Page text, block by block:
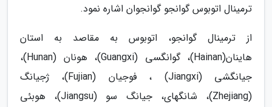
ترمینال اتوبوس گوانجو گوانجوان اشاره نمود.
از ترمینال گوانجو، اتوبوس به مقاصد به استان
هاینان(Hainan)، گوانگسی (Guangxi)، هونان (Hunan)،
جیانگشی (Jiangxi) ، فوجیان (Fujian)، ژجیانگ
(Zhejiang)، شانگهای، جیانگ سو (Jiangsu)، هوبئی